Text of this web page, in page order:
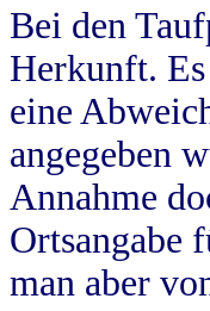
Bei den
Herkunft.
eine
angegeben
Annahme
Ortsangabe
man aber